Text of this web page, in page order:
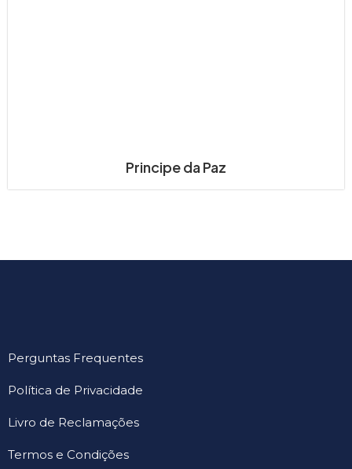
Principe da Paz
Perguntas Frequentes
Política de Privacidade
Livro de Reclamações
Termos e Condições